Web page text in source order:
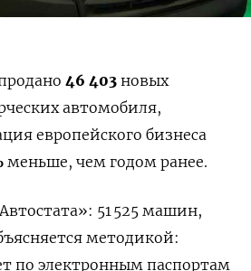
46 403 новых
автомобиля,
европейского бизнеса
меньше, чем годом ранее.
51 525 машин,
методикой:
по электронным паспортам